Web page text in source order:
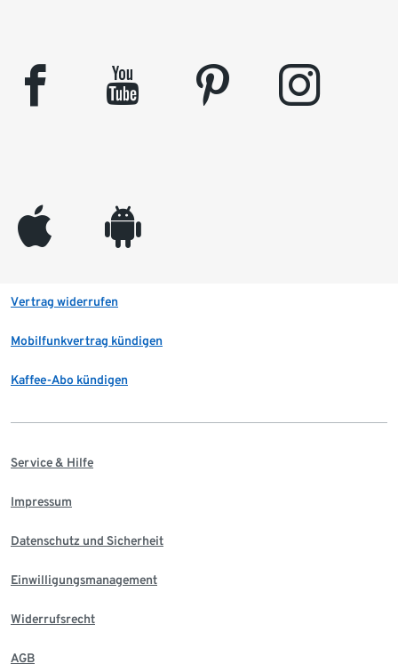
facebook youtube pinterest instagram
appleinc android
Vertrag widerrufen
Mobilfunkvertrag kündigen
Kaffee-Abo kündigen
Service & Hilfe
Impressum
Datenschutz und Sicherheit
Einwilligungsmanagement
Widerrufsrecht
AGB